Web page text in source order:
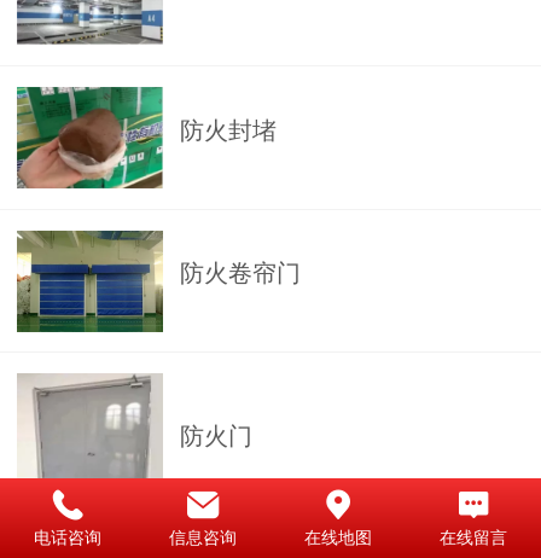
防火封堵
防火卷帘门
防火门
电话咨询 信息咨询 在线地图 在线留言